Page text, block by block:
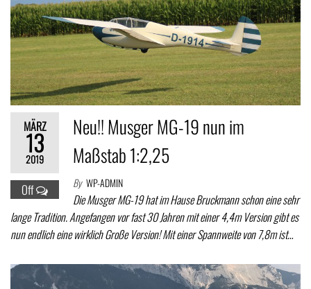
MÄRZ
13
2019
Off
Neu!! Musger MG-19 nun im
Maßstab 1:2,25
By WP-ADMIN
Die Musger MG-19 hat im Hause Bruckmann schon eine sehr
lange Tradition. Angefangen vor fast 30 Jahren mit einer 4,4m Version gibt es
nun endlich eine wirklich Große Version! Mit einer Spannweite von 7,8m ist…